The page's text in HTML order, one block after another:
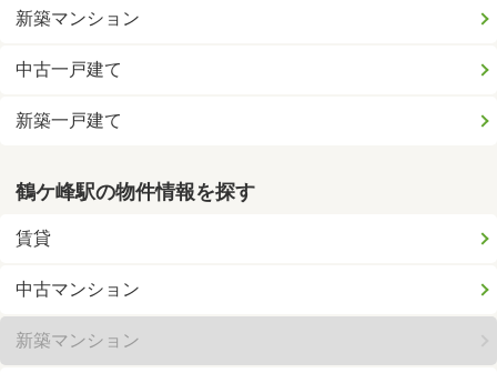
新築マンション
中古一戸建て
新築一戸建て
鶴ケ峰駅の物件情報を探す
賃貸
中古マンション
新築マンション